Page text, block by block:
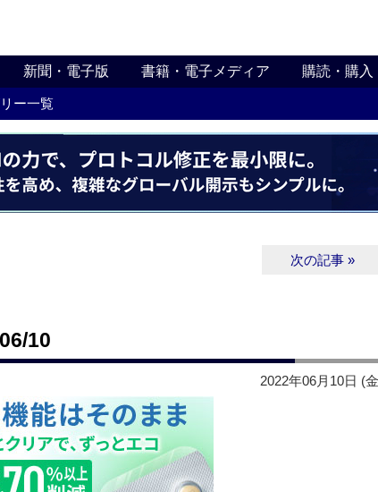
新聞・電子版 書籍・電子メディア 購読・購入
ー一覧
次の記事 »
10
2022年06月10日 (